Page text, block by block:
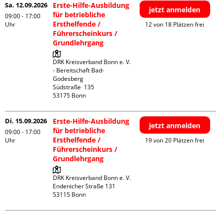
Sa. 12.09.2026
09:00 - 17:00
Uhr
Erste-Hilfe-Ausbildung
für betriebliche
Ersthelfende /
Führerscheinkurs /
Grundlehrgang
DRK Kreisverband Bonn e. V.
- Bereitschaft Bad-
Godesberg
Südstraße  135
jetzt anmelden
12 von 18 Plätzen frei
Di. 15.09.2026
09:00 - 17:00
Uhr
Erste-Hilfe-Ausbildung
für betriebliche
Ersthelfende /
Führerscheinkurs /
Grundlehrgang
DRK Kreisverband Bonn e. V.
Endenicher Straße 131
jetzt anmelden
19 von 20 Plätzen frei